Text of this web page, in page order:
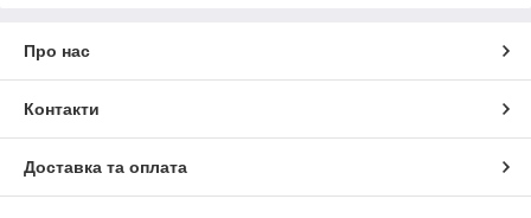
Про нас
Контакти
Доставка та оплата